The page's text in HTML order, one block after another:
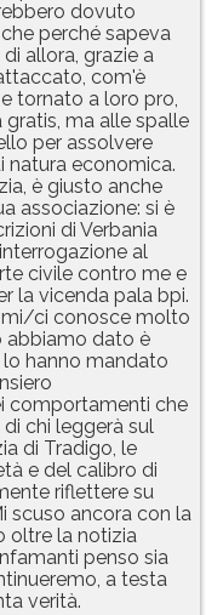
dovuto
perché sapeva
allora, grazie a
com'è
tornato a loro pro,
ma alle spalle
per assolvere
natura economica.
è giusto anche
associazione: si è
di Verbania
al
civile contro me e
la vicenda pala bpi.
ci conosce molto
abbiamo dato è
hanno mandato
comportamenti che
chi leggerà sul
di Tradigo, le
e del calibro di
riflettere su
scuso ancora con la
oltre la notizia
penso sia
a testa
verità.